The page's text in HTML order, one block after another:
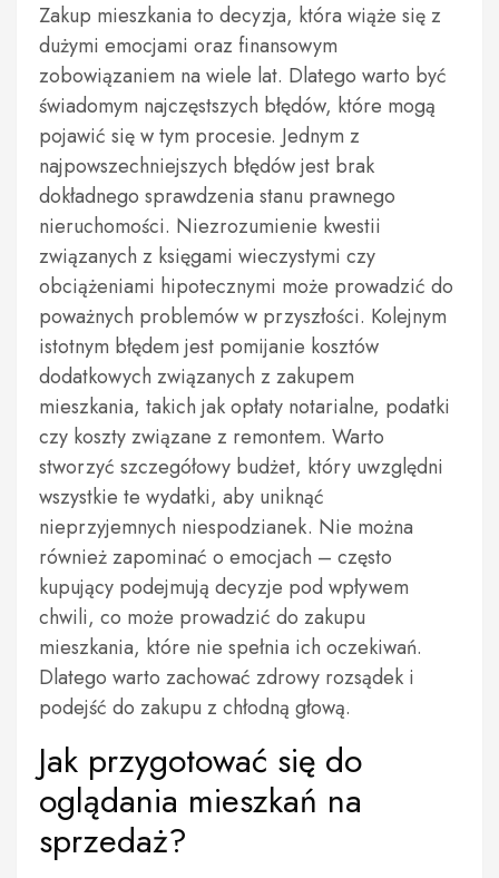
Zakup mieszkania to decyzja, która wiąże się z
dużymi emocjami oraz finansowym
zobowiązaniem na wiele lat. Dlatego warto być
świadomym najczęstszych błędów, które mogą
pojawić się w tym procesie. Jednym z
najpowszechniejszych błędów jest brak
dokładnego sprawdzenia stanu prawnego
nieruchomości. Niezrozumienie kwestii
związanych z księgami wieczystymi czy
obciążeniami hipotecznymi może prowadzić do
poważnych problemów w przyszłości. Kolejnym
istotnym błędem jest pomijanie kosztów
dodatkowych związanych z zakupem
mieszkania, takich jak opłaty notarialne, podatki
czy koszty związane z remontem. Warto
stworzyć szczegółowy budżet, który uwzględni
wszystkie te wydatki, aby uniknąć
nieprzyjemnych niespodzianek. Nie można
również zapominać o emocjach – często
kupujący podejmują decyzje pod wpływem
chwili, co może prowadzić do zakupu
mieszkania, które nie spełnia ich oczekiwań.
Dlatego warto zachować zdrowy rozsądek i
podejść do zakupu z chłodną głową.
Jak przygotować się do
oglądania mieszkań na
sprzedaż?